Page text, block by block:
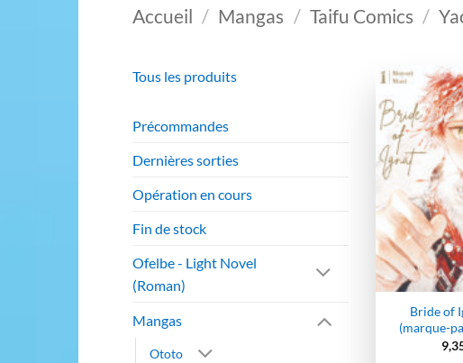
Accueil / Mangas / Taifu Comics /
Tous les produits
Précommandes
Dernières sorties
Opération en cours
Fin de stock
Ofelbe - Light Novel
(Roman)
Mangas
Ototo
Bride of
(marque-